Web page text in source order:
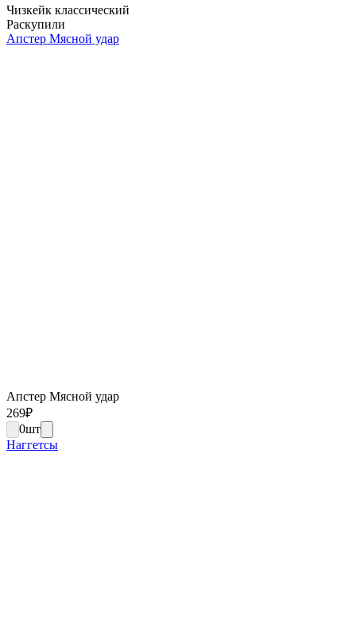
Чизкейк классический
Раскупили
Апстер Мясной удар
Апстер Мясной удар
269₽
0шт
Наггетсы